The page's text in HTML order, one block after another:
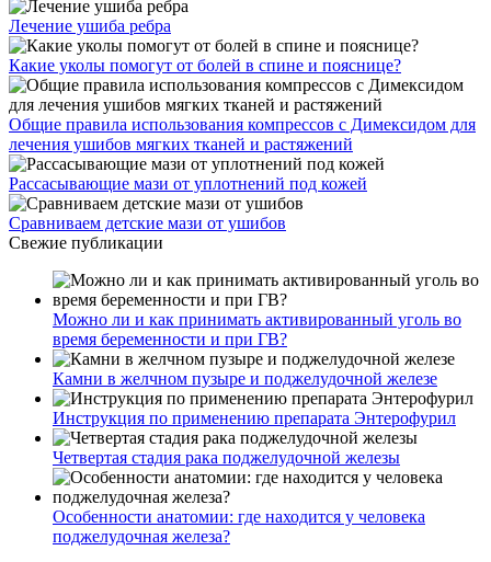
Лечение ушиба ребра
Какие уколы помогут от болей в спине и пояснице?
Общие правила использования компрессов с Димексидом для
лечения ушибов мягких тканей и растяжений
Рассасывающие мази от уплотнений под кожей
Сравниваем детские мази от ушибов
Свежие публикации
Можно ли и как принимать активированный уголь во
время беременности и при ГВ?
Камни в желчном пузыре и поджелудочной железе
Инструкция по применению препарата Энтерофурил
Четвертая стадия рака поджелудочной железы
Особенности анатомии: где находится у человека
поджелудочная железа?